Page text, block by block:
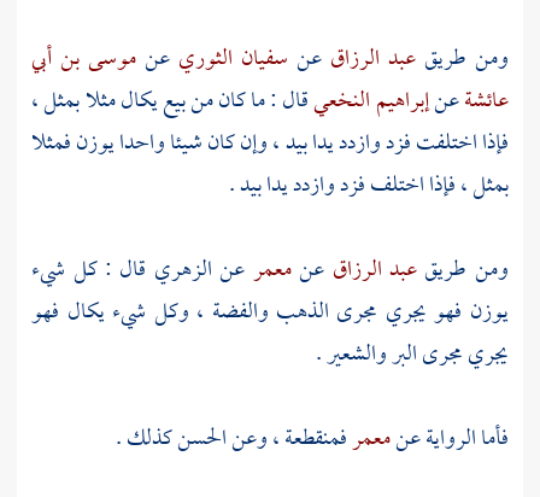
ومن طريقعبد الرزاقعن سفيان الثوري عنموسى بن أبي
عائشةعنإبراهيم النخعيقال : ما كان من بيع يكال مثلا بمثل ،
فإذا اختلفت فزد وازدد يدا بيد ، وإن كان شيئا واحدا يوزن فمثلا
بمثل ، فإذا اختلف فزد وازدد يدا بيد .
ومن طريقعبد الرزاق عنمعمرعنالزهري قال : كل شيء
يوزن فهو يجري مجرى الذهب والفضة ، وكل شيء يكال فهو
يجري مجرى البر والشعير .
فأما الرواية عنمعمرفمنقطعة ، وعنالحسنكذلك .